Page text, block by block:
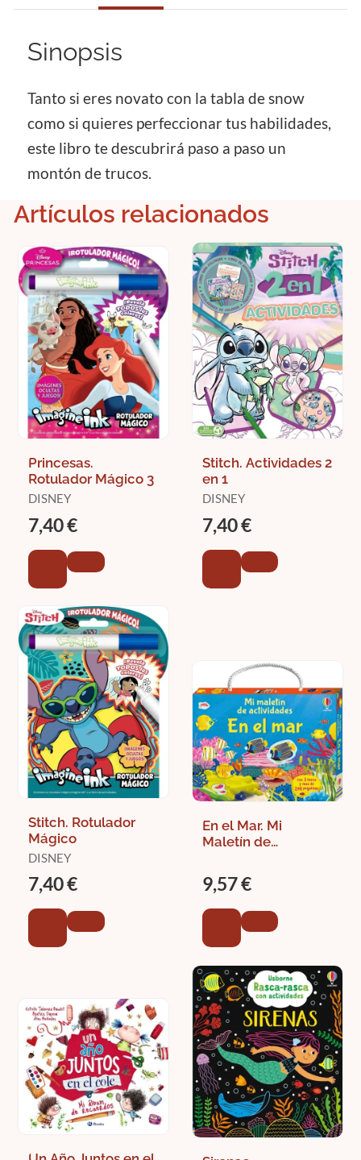
Sinopsis
Tanto si eres novato con la tabla de snow
como si quieres perfeccionar tus habilidades,
este libro te descubrirá paso a paso un
montón de trucos.
Artículos relacionados
Princesas.
Rotulador Mágico 3
DISNEY
7,40 €
Stitch. Actividades 2
en 1
DISNEY
7,40 €
Stitch. Rotulador
Mágico
DISNEY
7,40 €
En el Mar. Mi
Maletín de
9,57 €